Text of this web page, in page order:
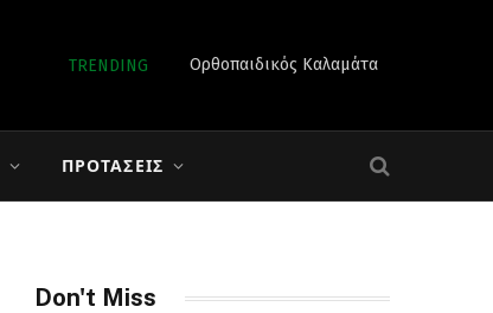
TRENDING Ορθοπαιδικός Καλαμάτα
ΠΡΟΤΆΣΕΙΣ
Don't Miss